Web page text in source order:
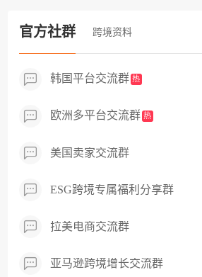
取机会，卖家成功上架市场热卖而平
缺产品，拓展了西班牙新商机！
官方社群 跨境资料
韩国平台交流群 热
欧洲多平台交流群 热
美国卖家交流群
ESG跨境专属福利分享群
拉美电商交流群
亚马逊跨境增长交流群